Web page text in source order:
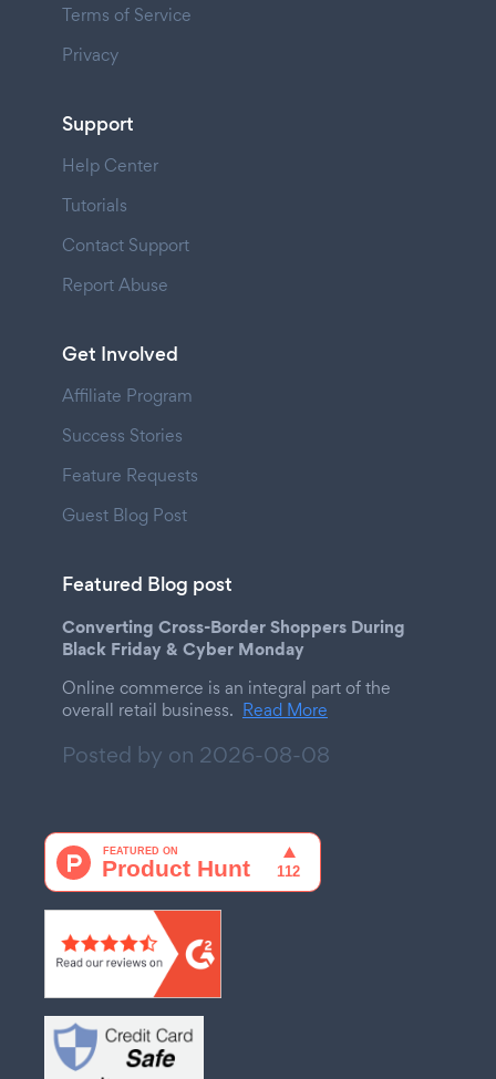
Terms of Service
Privacy
Support
Help Center
Tutorials
Contact Support
Report Abuse
Get Involved
Affiliate Program
Success Stories
Feature Requests
Guest Blog Post
Featured Blog post
Converting Cross-Border Shoppers During
Black Friday & Cyber Monday
Online commerce is an integral part of the
overall retail business. Read More
Posted by on 2026-08-08